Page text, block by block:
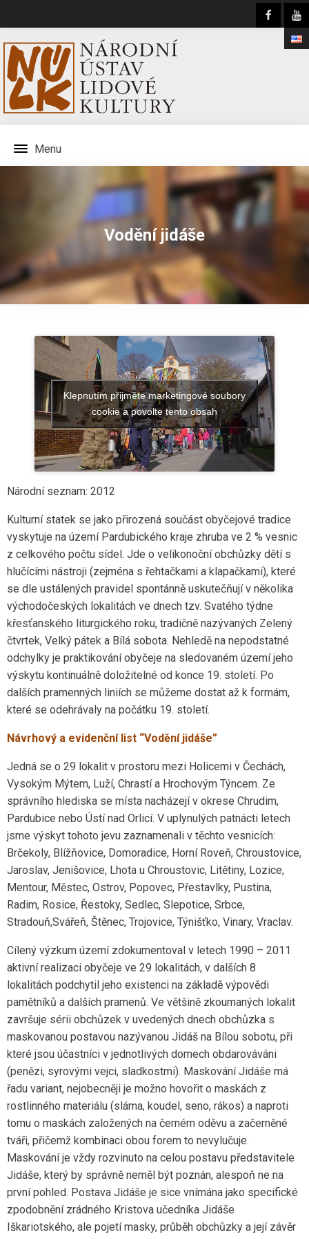
Menu
Vodění jidáše
Klepnutím přijměte marketingové soubory
cookie a povolte tento obsah
Národní seznam: 2012
Kulturní statek se jako přirozená součást obyčejové tradice
vyskytuje na území Pardubického kraje zhruba ve 2 % vesnic
z celkového počtu sídel. Jde o velikonoční obchůzky dětí s
hlučícími nástroji (zejména s řehtačkami a klapačkami), které
se dle ustálených pravidel spontánně uskutečňují v několika
východočeských lokalitách ve dnech tzv. Svatého týdne
křesťanského liturgického roku, tradičně nazývaných Zelený
čtvrtek, Velký pátek a Bílá sobota. Nehledě na nepodstatné
odchylky je praktikování obyčeje na sledovaném území jeho
výskytu kontinuálně doložitelné od konce 19. století. Po
dalších pramenných liniích se můžeme dostat až k formám,
které se odehrávaly na počátku 19. století.
Návrhový a evidenční list “Vodění jidáše”
Jedná se o 29 lokalit v prostoru mezi Holicemi v Čechách,
Vysokým Mýtem, Luží, Chrastí a Hrochovým Týncem. Ze
správního hlediska se místa nacházejí v okrese Chrudim,
Pardubice nebo Ústí nad Orlicí. V uplynulých patnácti letech
jsme výskyt tohoto jevu zaznamenali v těchto vesnicích:
Brčekoly, Blížňovice, Domoradice, Horní Roveň, Chroustovice,
Jaroslav, Jenišovice, Lhota u Chroustovic, Litětiny, Lozice,
Mentour, Městec, Ostrov, Popovec, Přestavlky, Pustina,
Radim, Rosice, Řestoky, Sedlec, Slepotice, Srbce,
Stradouň,Svářeň, Štěnec, Trojovice, Týnišťko, Vinary, Vraclav.
Cílený výzkum území zdokumentoval v letech 1990 – 2011
aktivní realizaci obyčeje ve 29 lokalitách, v dalších 8
lokalitách podchytil jeho existenci na základě výpovědi
pamětníků a dalších pramenů. Ve většině zkoumaných lokalit
završuje sérii obchůzek v uvedených dnech obchůzka s
maskovanou postavou nazývanou Jidáš na Bílou sobotu, při
které jsou účastníci v jednotlivých domech obdarováváni
(penězi, syrovými vejci, sladkostmi). Maskování Jidáše má
řadu variant, nejobecněji je možno hovořit o maskách z
rostlinného materiálu (sláma, koudel, seno, rákos) a naproti
tomu o maskách založených na černém oděvu a začerněné
tváři, přičemž kombinaci obou forem to nevylučuje.
Maskování je vždy rozvinuto na celou postavu představitele
Jidáše, který by správně neměl být poznán, alespoň ne na
první pohled. Postava Jidáše je sice vnímána jako specifické
zpodobnění zrádného Kristova učedníka Jidáše
Iškariotského, ale pojetí masky, průběh obchůzky a její závěr